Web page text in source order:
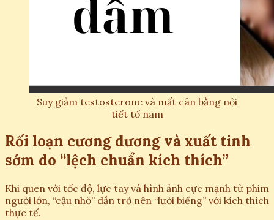
Suy giảm testosterone và mất cân bằng nội
tiết tố nam
Rối loạn cương dương và xuất tinh
sớm do “lệch chuẩn kích thích”
Khi quen với tốc độ, lực tay và hình ảnh cực mạnh từ phim
người lớn, “cậu nhỏ” dần trở nên “lười biếng” với kích thích
thực tế.